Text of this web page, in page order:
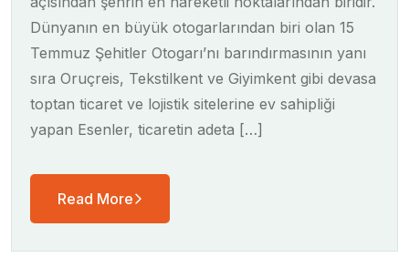
Dünyanın en büyük otogarlarından biri olan 15
Temmuz Şehitler Otogarı’nı barındırmasının yanı
sıra Oruçreis, Tekstilkent ve Giyimkent gibi devasa
toptan ticaret ve lojistik sitelerine ev sahipliği
yapan Esenler, ticaretin adeta […]
Read More